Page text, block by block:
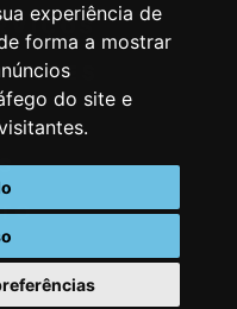
experiência de
forma a mostrar
do site e